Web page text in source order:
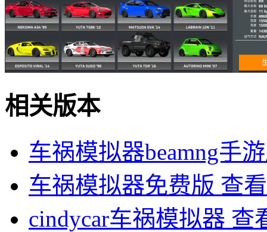
相关版本
车祸模拟器beamng手
车祸模拟器免费版 查
cindycar车祸模拟器 查